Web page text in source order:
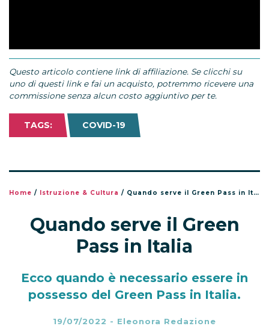
Questo articolo contiene link di affiliazione. Se clicchi su
uno di questi link e fai un acquisto, potremmo ricevere una
commissione senza alcun costo aggiuntivo per te.
TAGS: COVID-19
Home / Istruzione & Cultura / Quando serve il Green Pass in Italia
Quando serve il Green
Pass in Italia
Ecco quando è necessario essere in
possesso del Green Pass in Italia.
19/07/2022 - Eleonora Redazione